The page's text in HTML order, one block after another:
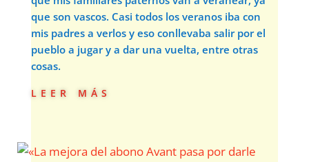
que son vascos. Casi todos los veranos iba con
mis padres a verlos y eso conllevaba salir por el
pueblo a jugar y a dar una vuelta, entre otras
cosas.
leer más